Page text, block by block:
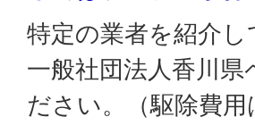
特定の業者を紹介
一般社団法人香川
ださい。（駆除費